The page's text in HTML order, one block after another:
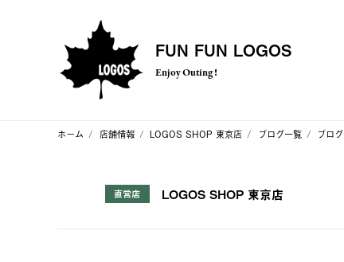
FUN FUN LOGOS
Enjoy Outing !
ホーム 店舗情報 LOGOS SHOP 東京店 ブログ一覧 ブログ
直営店 LOGOS SHOP 東京店